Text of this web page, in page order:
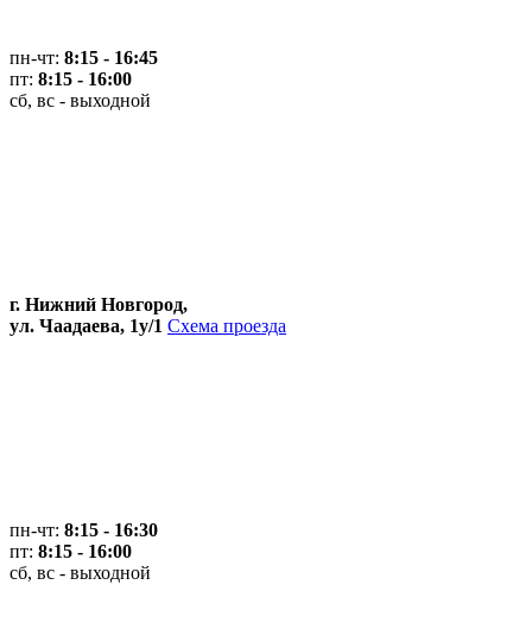
пн-чт: 8:15 - 16:45
пт: 8:15 - 16:00
сб, вс - выходной
г. Нижний Новгород,
ул. Чаадаева, 1у/1 Схема проезда
пн-чт: 8:15 - 16:30
пт: 8:15 - 16:00
сб, вс - выходной